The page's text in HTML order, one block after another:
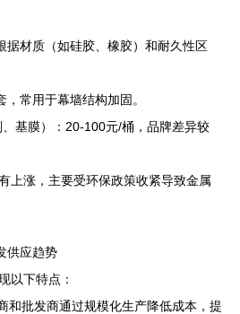
据材质（如硅胶、橡胶）和耐久性区
常用于幕墙结构加固。
基膜）：20-100元/桶，品牌差异较
上涨，主要受环保政策收紧导致金属
供应趋势
以下特点：
和批发商通过规模化生产降低成本，提